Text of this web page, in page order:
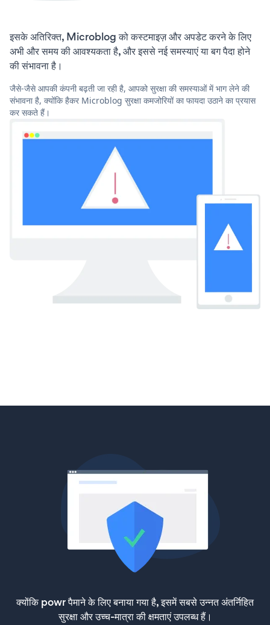
इसके अतिरिक्त, Microblog को कस्टमाइज़ और अपडेट करने के लिए
अभी और समय की आवश्यकता है, और इससे नई समस्याएं या बग पैदा होने
की संभावना है।
जैसे-जैसे आपकी कंपनी बढ़ती जा रही है, आपको सुरक्षा की समस्याओं में भाग लेने की
संभावना है, क्योंकि हैकर Microblog सुरक्षा कमजोरियों का फायदा उठाने का प्रयास
कर सकते हैं।
क्योंकि powr पैमाने के लिए बनाया गया है, इसमें सबसे उन्नत अंतर्निहित
सुरक्षा और उच्च-मात्रा की क्षमताएं उपलब्ध हैं।